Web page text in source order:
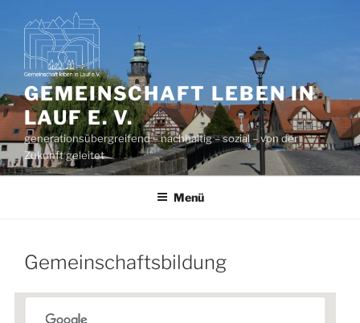
Inhalt
springen
GEMEINSCHAFT LEBEN IN
LAUF E. V.
generationsübergreifend – nachhaltig – sozial – von der
Zukunft geleitet
Menü
Gemeinschaftsbildung